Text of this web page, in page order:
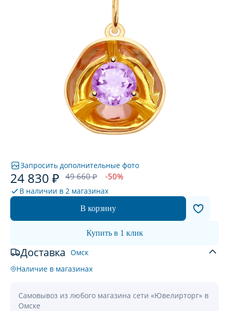
Запросить дополнительные фото
24 830 ₽ 49 660 ₽ -50%
В наличии в 2 магазинах
В корзину
Купить в 1 клик
Доставка Омск
Наличие в магазинах
Самовывоз из любого магазина сети «Ювелирторг» в
Омске